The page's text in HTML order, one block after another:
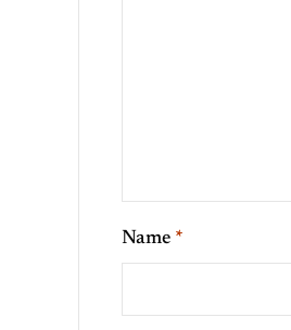
Name *